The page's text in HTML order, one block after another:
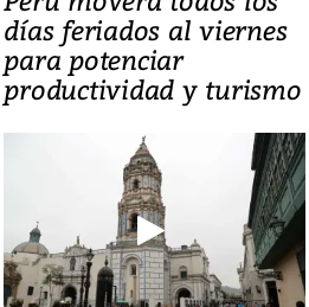
días feriados al viernes
para potenciar
productividad y turismo